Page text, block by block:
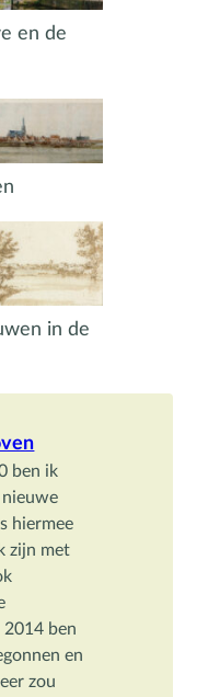
en de
in de
ben ik
nieuwe
hiermee
zijn met
2014 ben
en
zou